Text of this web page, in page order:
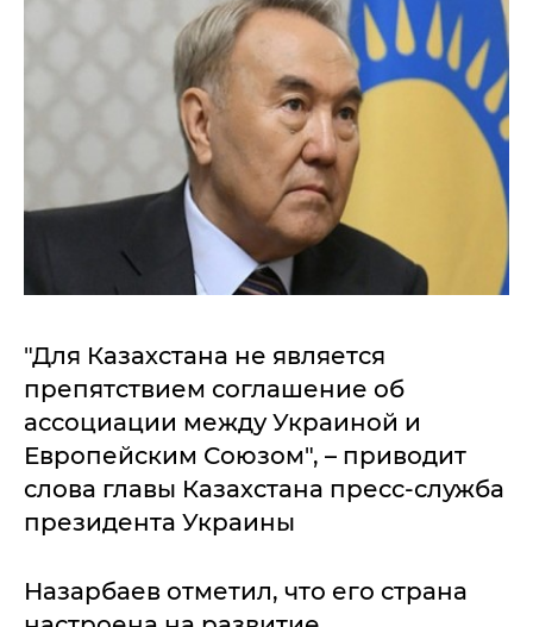
"Для Казахстана не является
препятствием соглашение об
ассоциации между Украиной и
Европейским Союзом", – приводит
слова главы Казахстана пресс-служба
президента Украины
Назарбаев отметил, что его страна